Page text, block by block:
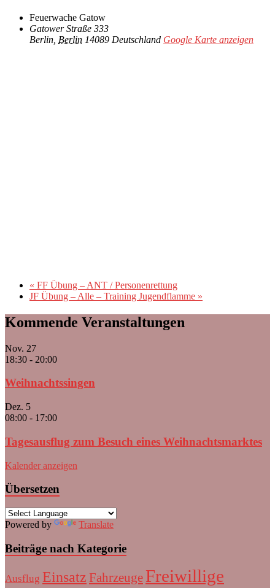
Feuerwache Gatow
Gatower Straße 333
Berlin Berlin 14089 Deutschland Google Karte anzeigen
« FF Übung – ANT / Personenrettung
JF Übung – Alle – Training Jugendflamme »
Kommende Veranstaltungen
Nov. 27
18:30 - 20:00
Weihnachtssingen
Dez. 5
08:00 - 17:00
Tagesausflug zum Besuch eines Weihnachtsmarktes
Kalender anzeigen
Übersetzen
Powered by Translate
Beiträge nach Kategorie
Ausflug Einsatz Fahrzeuge Freiwillige